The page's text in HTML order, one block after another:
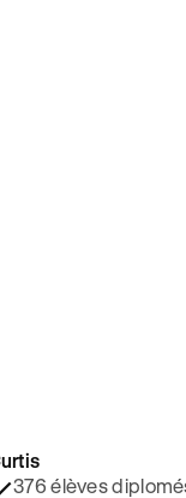
5 ⭐️
376 élèves